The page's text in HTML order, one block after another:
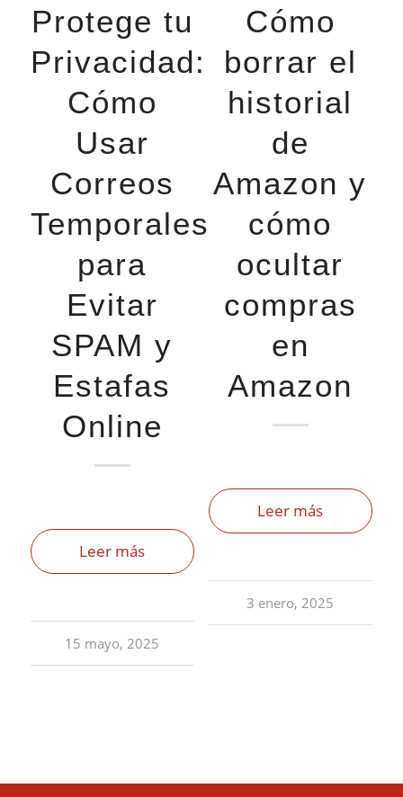
Protege tu
Privacidad:
Cómo
Usar
Correos
Temporales
para
Evitar
SPAM y
Estafas
Online
Leer más
15 mayo, 2025
Cómo
borrar el
historial
de
Amazon y
cómo
ocultar
compras
en
Amazon
Leer más
3 enero, 2025